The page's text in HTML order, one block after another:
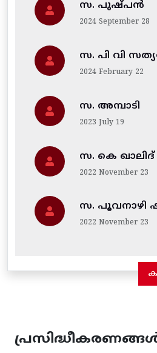
സ. പുഷ്പൻ
2024 September 28
സ. പി വി
2024 February 22
സ. അമ്പാടി
2023 July 19
സ. കെ ഖാലിദ്
2022 November 23
സ. പൂവനാഴി
2022 November 23